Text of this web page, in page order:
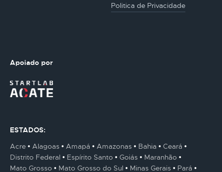
Politica de Privacidade
Apoiado por
ESTADOS:
Acre
Alagoas Amapá Amazonas Bahia
Ceará
Distrito Federal
Espírito Santo Goiás
Maranhão
Mato Grosso
Mato Grosso do Sul Minas Gerais Pará